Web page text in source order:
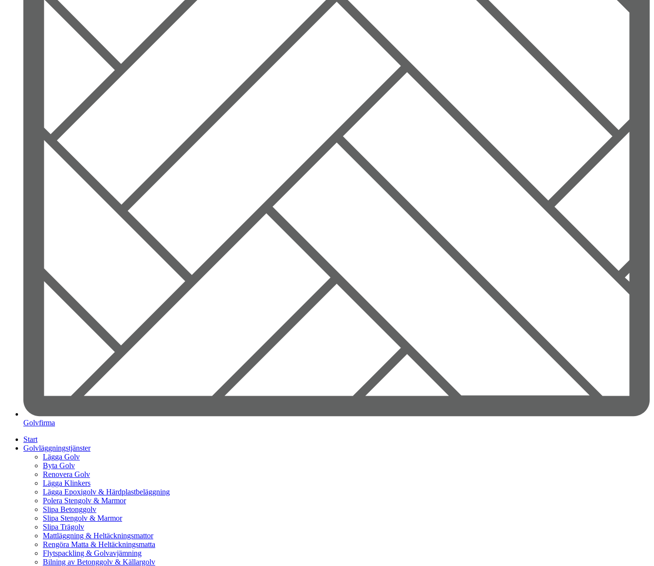
Golvfirma
Start
Golvläggningstjänster
Lägga Golv
Byta Golv
Renovera Golv
Lägga Klinkers
Lägga Epoxigolv & Härdplastbeläggning
Polera Stengolv & Marmor
Slipa Betonggolv
Slipa Stengolv & Marmor
Slipa Trägolv
Mattläggning & Heltäckningsmattor
Rengöra Matta & Heltäckningsmatta
Flytspackling & Golvavjämning
Bilning av Betonggolv & Källargolv